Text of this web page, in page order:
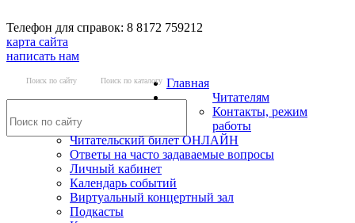
Телефон для справок: 8 8172 759212
карта сайта
написать нам
Поиск по сайту Поиск по каталогу Главная
Читателям
Контакты, режим
работы
Читательский билет ОНЛАЙН
Ответы на часто задаваемые вопросы
Личный кабинет
Календарь событий
Виртуальный концертный зал
Подкасты